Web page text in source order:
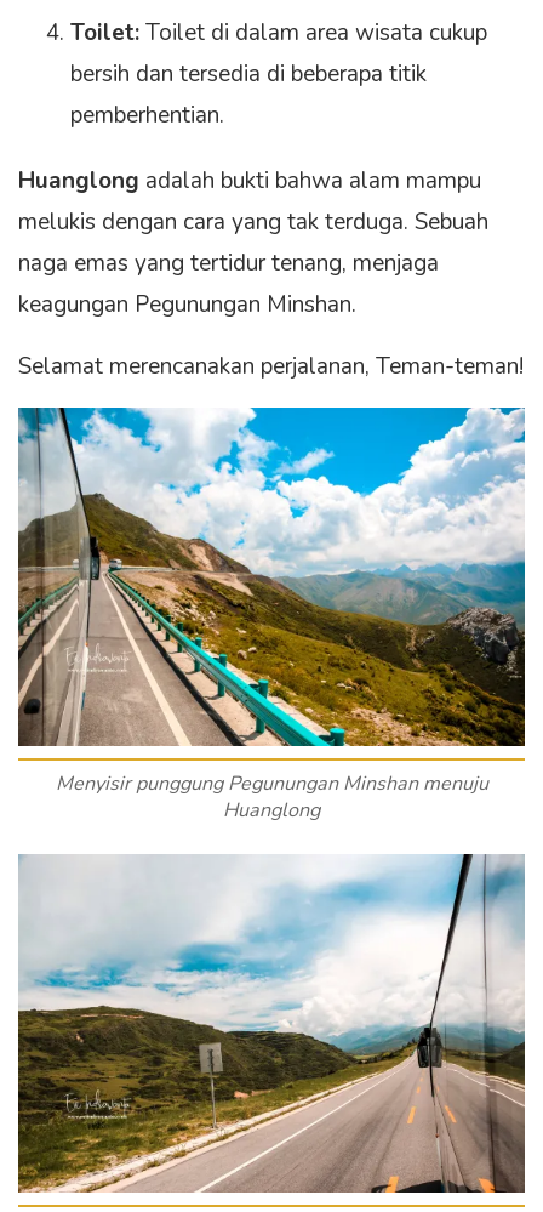
Toilet:Toilet di dalam area wisata cukup
bersih dan tersedia di beberapa titik
pemberhentian.
Huanglong adalah bukti bahwa alam mampu
melukis dengan cara yang tak terduga. Sebuah
naga emas yang tertidur tenang, menjaga
keagungan Pegunungan Minshan.
Selamat merencanakan perjalanan, Teman-teman!
Menyisir punggung Pegunungan Minshan menuju
Huanglong